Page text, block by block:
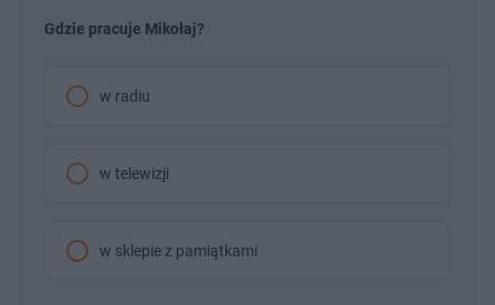
Gdzie pracuje Mikołaj?
w radiu
w telewizji
w sklepie z pamiątkami